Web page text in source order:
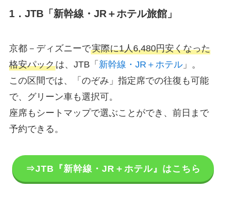
1．JTB「新幹線・JR＋ホテル旅館」
京都－ディズニーで実際に1人6,480円安くなった
格安パックは、JTB「 新幹線・JR＋ホテル」。
この区間では、「のぞみ」指定席での往復も可能
で、グリーン車も選択可。
座席もシートマップで選ぶことができ、前日まで
予約できる。
⇒JTB『新幹線・JR＋ホテル』はこちら